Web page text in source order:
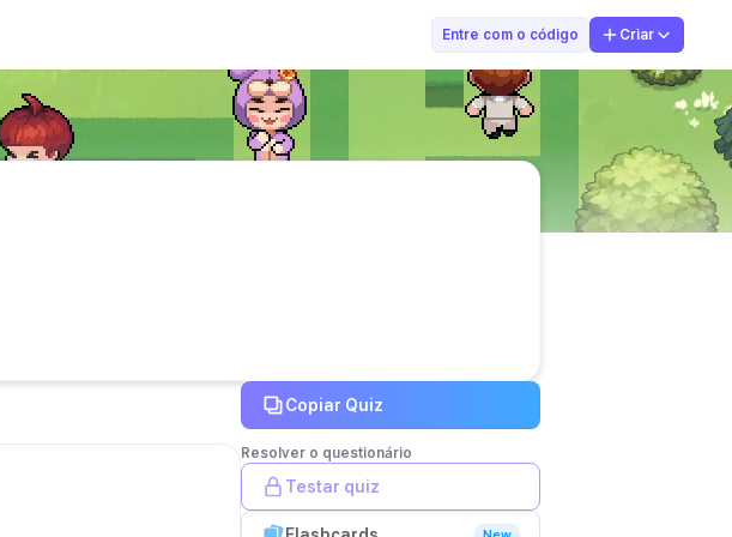
Entre com o código Criar
Gabriela Afons
Copiar Quiz
Resolver o questionário
Testar quiz